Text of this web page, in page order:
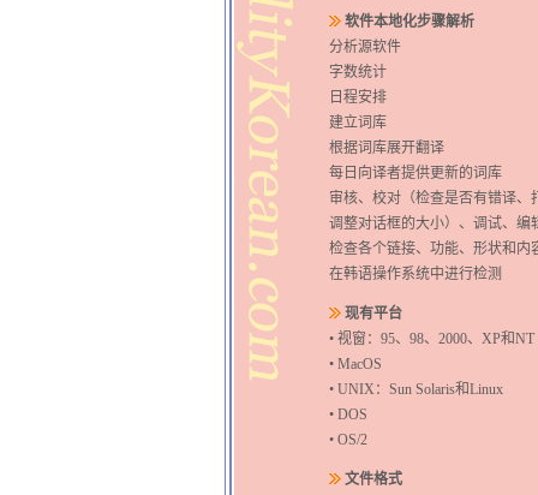
软件本地化步骤解析
分析源软件
字数统计
日程安排
建立词库
根据词库展开翻译
每日向译者提供更新的词库
审核、校对（检查是否有错译
调整对话框的大小）、调试、编
检查各个链接、功能、形状和内
在韩语操作系统中进行检测
现有平台
• 视窗： 95、 98、 2000、 XP和NT
• MacOS
• UNIX： Sun Solaris和Linux
• DOS
• OS/2
文件格式